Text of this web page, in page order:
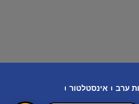
ערב
אינסטלטור